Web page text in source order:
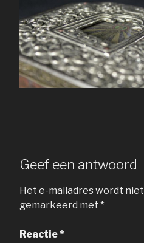
Geef een antwoord
Het e-mailadres wordt
gemarkeerd met *
Reactie*